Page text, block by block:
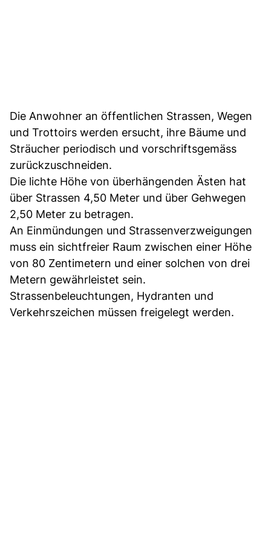
Die Anwohner an öffentlichen Strassen, Wegen
und Trottoirs werden ersucht, ihre Bäume und
Sträucher periodisch und vorschriftsgemäss
zurückzuschneiden.
Die lichte Höhe von überhängenden Ästen hat
über Strassen 4,50 Meter und über Gehwegen
2,50 Meter zu betragen.
An Einmündungen und Strassenverzweigungen
muss ein sichtfreier Raum zwischen einer Höhe
von 80 Zentimetern und einer solchen von drei
Metern gewährleistet sein.
Strassenbeleuchtungen, Hyd­ranten und
Verkehrszeichen müssen freigelegt werden.